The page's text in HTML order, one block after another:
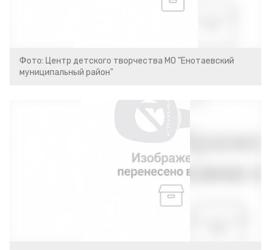
Фото: Центр детского творчества МО "Енотаевский
муниципальный район"